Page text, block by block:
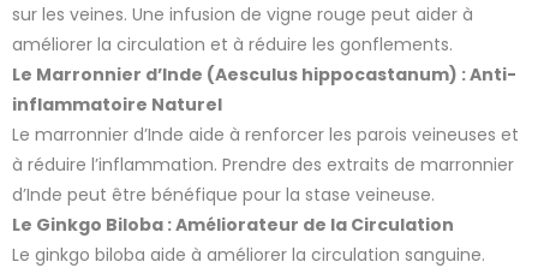
sur les veines. Une infusion de vigne rouge peut aider à
améliorer la circulation et à réduire les gonflements.
Le Marronnier d’Inde (Aesculus hippocastanum) : Anti-
inflammatoire Naturel
Le marronnier d’Inde aide à renforcer les parois veineuses et
à réduire l’inflammation. Prendre des extraits de marronnier
d’Inde peut être bénéfique pour la stase veineuse.
Le Ginkgo Biloba : Améliorateur de la Circulation
Le ginkgo biloba aide à améliorer la circulation sanguine.
3 avis